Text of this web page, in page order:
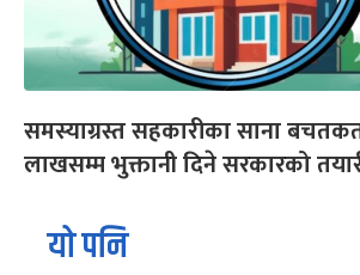
समस्याग्रस्त सहकारीका साना
लाखसम्म भुक्तानी दिने सरकारको
यो पनि